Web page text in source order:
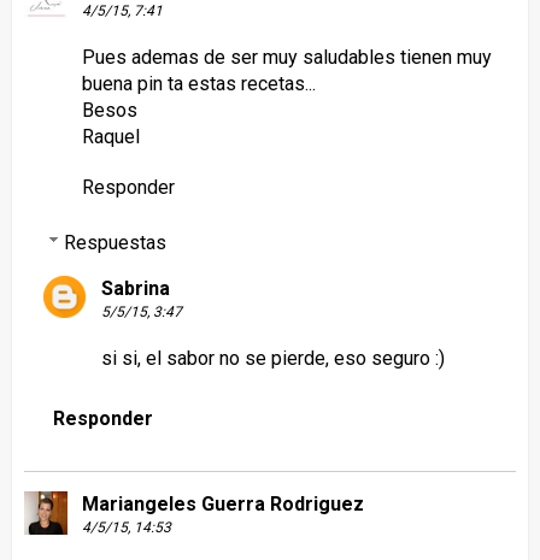
4/5/15, 7:41
Pues ademas de ser muy saludables tienen muy
buena pin ta estas recetas...
Besos
Raquel
Responder
Respuestas
Sabrina
5/5/15, 3:47
si si, el sabor no se pierde, eso seguro :)
Responder
Mariangeles Guerra Rodriguez
4/5/15, 14:53